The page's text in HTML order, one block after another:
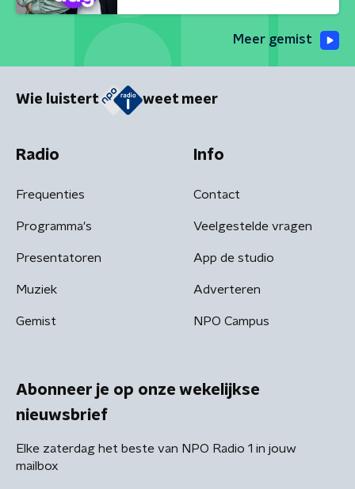
Meer gemist
Wie luistert weet meer
Radio
Frequenties
Programma's
Presentatoren
Muziek
Gemist
Info
Contact
Veelgestelde vragen
App de studio
Adverteren
NPO Campus
Abonneer je op onze wekelijkse
nieuwsbrief
Elke zaterdag het beste van NPO Radio 1 in jouw
mailbox